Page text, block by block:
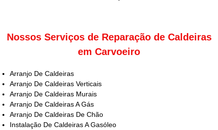
Nossos Serviços de Reparação de Caldeiras
em Carvoeiro
Arranjo De Caldeiras
Arranjo De Caldeiras Verticais
Arranjo De Caldeiras Murais
Arranjo De Caldeiras A Gás
Arranjo De Caldeiras De Chão
Instalação De Caldeiras A Gasóleo